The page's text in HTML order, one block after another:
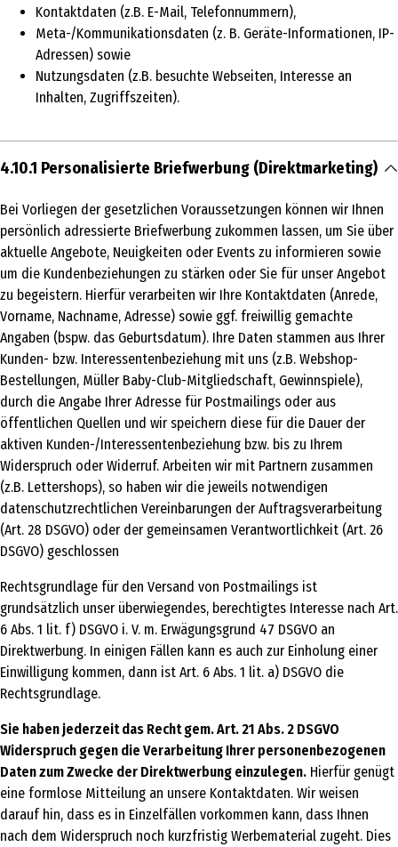
Kontaktdaten (z.B. E-Mail, Telefonnummern),
Meta-/Kommunikationsdaten (z. B. Geräte-Informationen, IP-
Adressen) sowie
Nutzungsdaten (z.B. besuchte Webseiten, Interesse an
Inhalten, Zugriffszeiten).
4.10.1 Personalisierte Briefwerbung (Direktmarketing)
Bei Vorliegen der gesetzlichen Voraussetzungen können wir Ihnen
persönlich adressierte Briefwerbung zukommen lassen, um Sie über
aktuelle Angebote, Neuigkeiten oder Events zu informieren sowie
um die Kundenbeziehungen zu stärken oder Sie für unser Angebot
zu begeistern. Hierfür verarbeiten wir Ihre Kontaktdaten (Anrede,
Vorname, Nachname, Adresse) sowie ggf. freiwillig gemachte
Angaben (bspw. das Geburtsdatum). Ihre Daten stammen aus Ihrer
Kunden- bzw. Interessentenbeziehung mit uns (z.B. Webshop-
Bestellungen, Müller Baby-Club-Mitgliedschaft, Gewinnspiele),
durch die Angabe Ihrer Adresse für Postmailings oder aus
öffentlichen Quellen und wir speichern diese für die Dauer der
aktiven Kunden-/Interessentenbeziehung bzw. bis zu Ihrem
Widerspruch oder Widerruf. Arbeiten wir mit Partnern zusammen
(z.B. Lettershops), so haben wir die jeweils notwendigen
datenschutzrechtlichen Vereinbarungen der Auftragsverarbeitung
(Art. 28 DSGVO) oder der gemeinsamen Verantwortlichkeit (Art. 26
DSGVO) geschlossen
Rechtsgrundlage für den Versand von Postmailings ist
grundsätzlich unser überwiegendes, berechtigtes Interesse nach Art.
6 Abs. 1 lit. f) DSGVO i. V. m. Erwägungsgrund 47 DSGVO an
Direktwerbung. In einigen Fällen kann es auch zur Einholung einer
Einwilligung kommen, dann ist Art. 6 Abs. 1 lit. a) DSGVO die
Rechtsgrundlage.
Sie haben jederzeit das Recht gem. Art. 21 Abs. 2 DSGVO
Widerspruch gegen die Verarbeitung Ihrer personenbezogenen
Daten zum Zwecke der Direktwerbung einzulegen. Hierfür genügt
eine formlose Mitteilung an unsere Kontaktdaten. Wir weisen
darauf hin, dass es in Einzelfällen vorkommen kann, dass Ihnen
nach dem Widerspruch noch kurzfristig Werbematerial zugeht. Dies